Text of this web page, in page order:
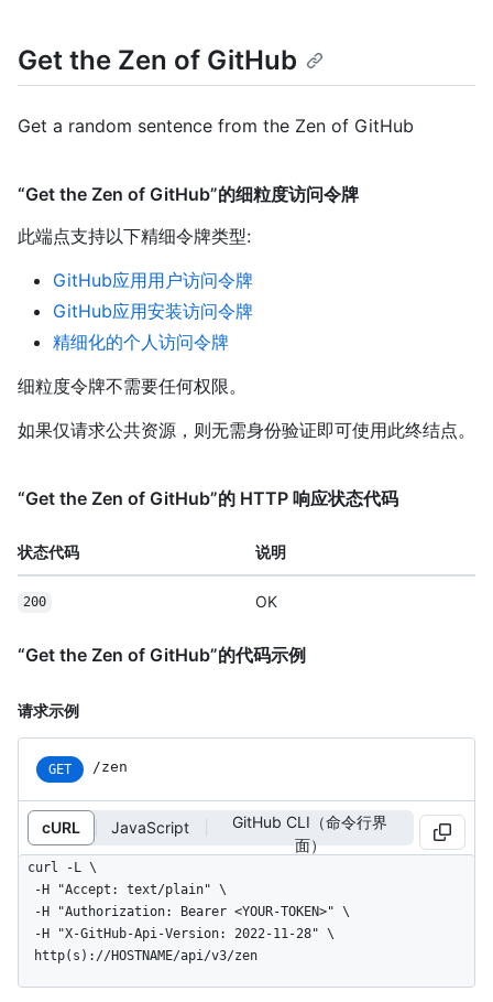
Get the Zen of GitHub
Get a random sentence from the Zen of GitHub
“Get the Zen of GitHub”的细粒度访问令牌
此端点支持以下精细令牌类型:
GitHub应用用户访问令牌
GitHub应用安装访问令牌
精细化的个人访问令牌
细粒度令牌不需要任何权限。
如果仅请求公共资源，则无需身份验证即可使用此终结点。
“Get the Zen of GitHub”的 HTTP 响应状态代码
状态代码 说明
200 OK
“Get the Zen of GitHub”的代码示例
请求示例
GET /zen
cURL JavaScript
GitHub CLI（命令行界
面）
curl -L \
  http(s)://HOSTNAME/api/v3/zen